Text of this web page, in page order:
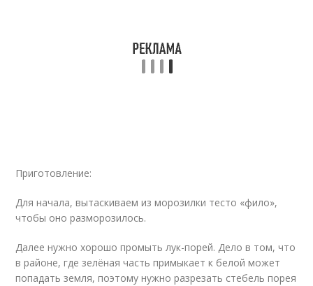
Приготовление:
Для начала, вытаскиваем из морозилки тесто «фило»,
чтобы оно разморозилось.
Далее нужно хорошо промыть лук-порей. Дело в том, что
в районе, где зелёная часть примыкает к белой может
попадать земля, поэтому нужно разрезать стебель порея